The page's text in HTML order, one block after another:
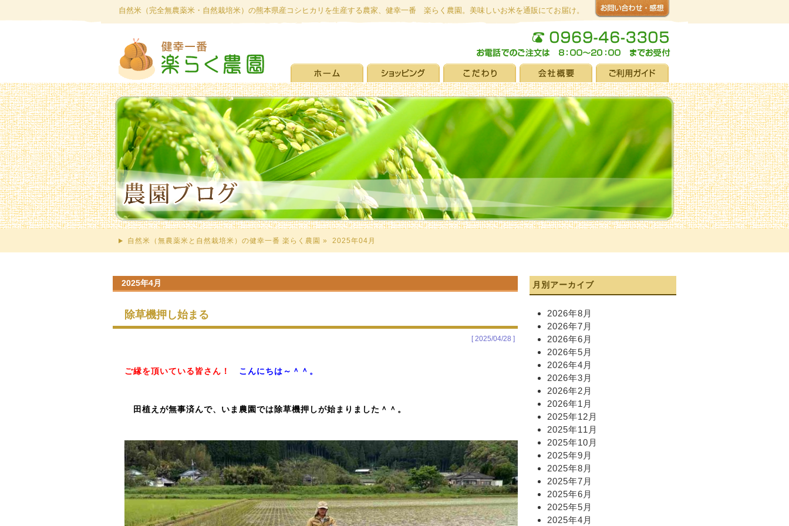
自然米（完全無農薬米・自然栽培米）の熊本県産コシヒカリを生産する農家、健幸一番 楽らく農園。美味しいお米を通販にてお届け。
自然米（無農薬米と自然栽培米）の健幸一番 楽らく農園 » 2025年04月
2025年4月
除草機押し始まる
[ 2025/04/28 ]
ご縁を頂いている皆さん！ こんにちは～＾＾。
田植えが無事済んで、いま農園では除草機押しが始まりました＾＾。
月別アーカイブ
2026年8月
2026年7月
2026年6月
2026年5月
2026年4月
2026年3月
2026年2月
2026年1月
2025年12月
2025年11月
2025年10月
2025年9月
2025年8月
2025年7月
2025年6月
2025年5月
2025年4月